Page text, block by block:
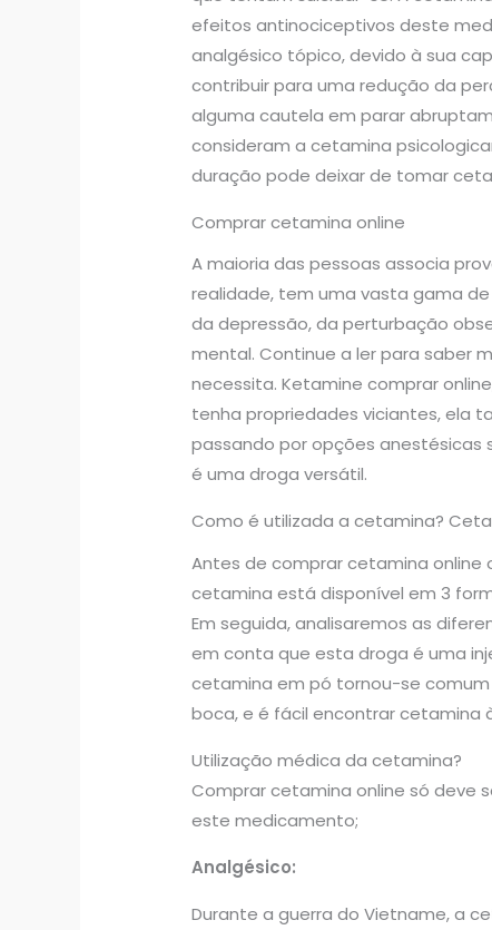
efeitos antinociceptivos deste
analgésico tópico, devido à sua
contribuir para uma redução da
alguma cautela em parar
consideram a cetamina
duração pode deixar de tomar
Comprar cetamina online
A maioria das pessoas associa
realidade, tem uma vasta gama
da depressão, da perturbação
mental. Continue a ler para saber
necessita. Ketamine comprar
tenha propriedades viciantes, ela
passando por opções
é uma droga versátil.
Como é utilizada a cetamina?
Antes de comprar cetamina
cetamina está disponível em 3
Em seguida, analisaremos as
em conta que esta droga é uma
cetamina em pó tornou-se
boca, e é fácil encontrar cetamina
Utilização médica da cetamina?
Comprar cetamina online só deve
este medicamento;
Analgésico:
Durante a guerra do Vietname, a